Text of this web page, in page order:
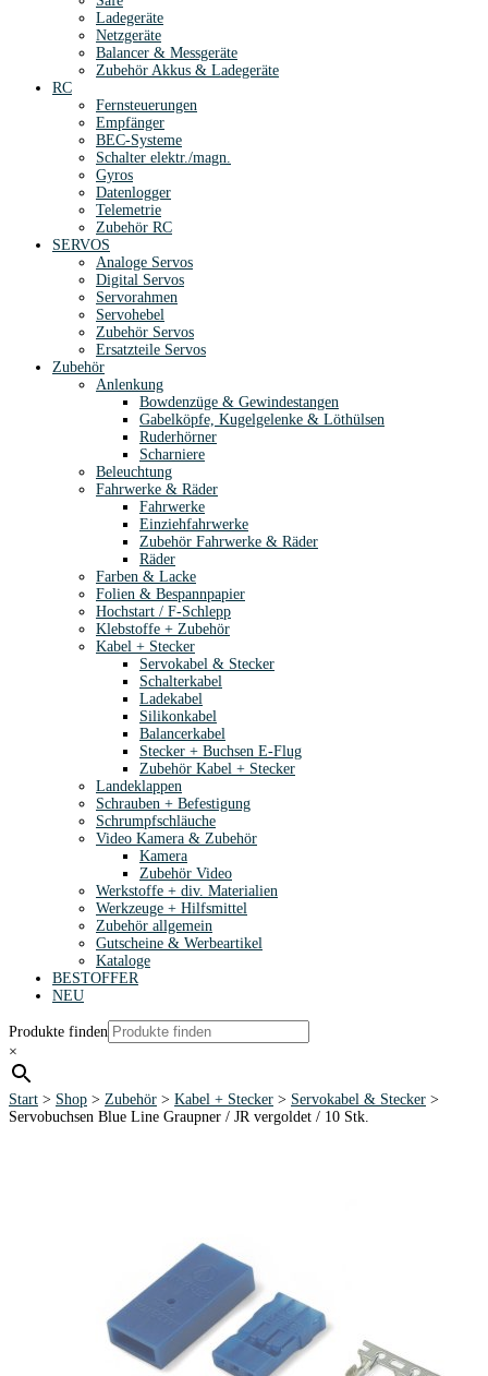
Ladegeräte
Netzgeräte
Balancer & Messgeräte
Zubehör Akkus & Ladegeräte
RC
Fernsteuerungen
Empfänger
BEC-Systeme
Schalter elektr./magn.
Gyros
Datenlogger
Telemetrie
Zubehör RC
SERVOS
Analoge Servos
Digital Servos
Servorahmen
Servohebel
Zubehör Servos
Ersatzteile Servos
Zubehör
Anlenkung
Bowdenzüge & Gewindestangen
Gabelköpfe, Kugelgelenke & Löthülsen
Ruderhörner
Scharniere
Beleuchtung
Fahrwerke & Räder
Fahrwerke
Einziehfahrwerke
Zubehör Fahrwerke & Räder
Räder
Farben & Lacke
Folien & Bespannpapier
Hochstart / F-Schlepp
Klebstoffe + Zubehör
Kabel + Stecker
Servokabel & Stecker
Schalterkabel
Ladekabel
Silikonkabel
Balancerkabel
Stecker + Buchsen E-Flug
Zubehör Kabel + Stecker
Landeklappen
Schrauben + Befestigung
Schrumpfschläuche
Video Kamera & Zubehör
Kamera
Zubehör Video
Werkstoffe + div. Materialien
Werkzeuge + Hilfsmittel
Zubehör allgemein
Gutscheine & Werbeartikel
Kataloge
BESTOFFER
NEU
Produkte finden
×
Start > Shop > Zubehör > Kabel + Stecker > Servokabel & Stecker >
Servobuchsen Blue Line Graupner / JR vergoldet / 10 Stk.